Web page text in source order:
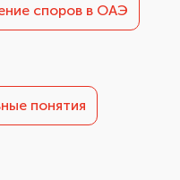
споров в ОАЭ
понятия